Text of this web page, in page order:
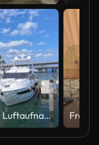
Seitliche Luftaufnahme von angedockten Booten im Hafen von Miami an einem sonnigen Sommertag